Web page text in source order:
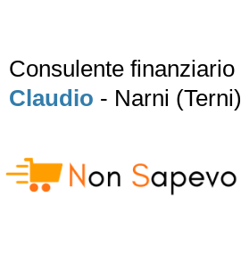
Consulente finanziario
Claudio - Narni (Terni)